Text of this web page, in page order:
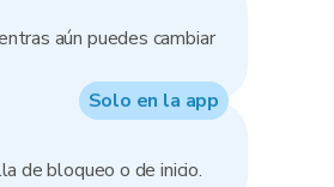
aún puedes cambiar
de bloqueo o de inicio.
Solo en la app